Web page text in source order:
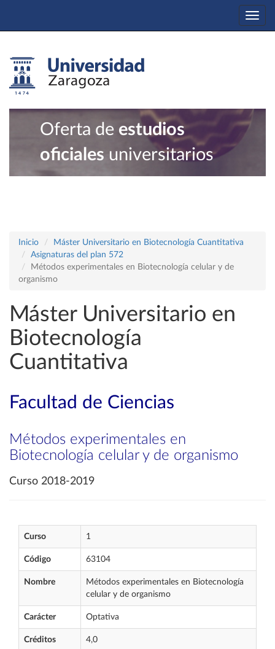
Oferta de estudios
oficiales universitarios
Inicio
Máster Universitario en Biotecnología Cuantitativa
Asignaturas del plan 572
Métodos experimentales en Biotecnología celular y de
organismo
Máster Universitario en
Biotecnología
Cuantitativa
Facultad de Ciencias
Métodos experimentales en
Biotecnología celular y de organismo
Curso 2018-2019
Curso 1
Código 63104
Nombre
Métodos experimentales en Biotecnología
celular y de organismo
Carácter Optativa
Créditos 4,0